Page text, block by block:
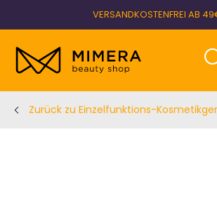
VERSANDKOSTENFREI AB
Zurück zu Einzelfunktions-